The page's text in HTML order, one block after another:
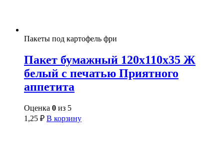
Пакеты под картофель фри
Пакет бумажный 120х110х35 Ж
белый с печатью Приятного
аппетита
Оценка 0 из 5
1,25 ₽ В корзину